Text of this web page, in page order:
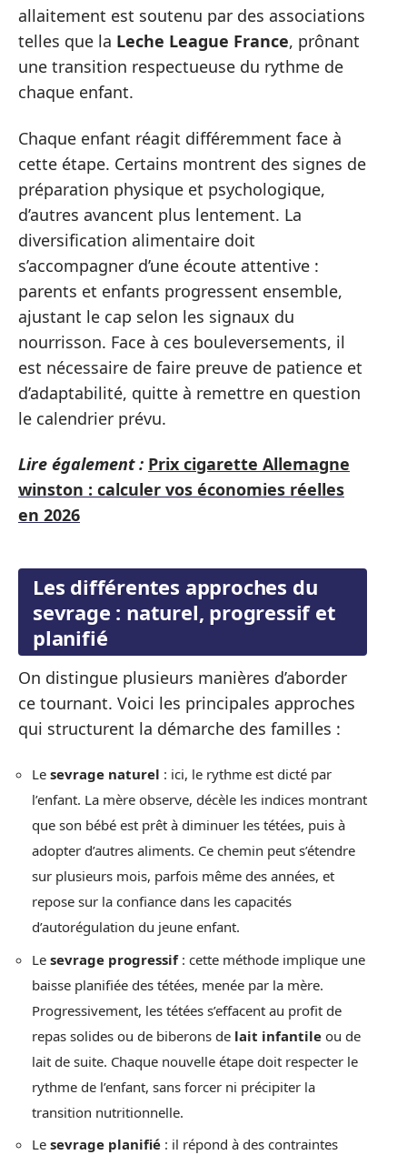
allaitement est soutenu par des associations
telles que la Leche League France, prônant
une transition respectueuse du rythme de
chaque enfant.
Chaque enfant réagit différemment face à
cette étape. Certains montrent des signes de
préparation physique et psychologique,
d’autres avancent plus lentement. La
diversification alimentaire doit
s’accompagner d’une écoute attentive :
parents et enfants progressent ensemble,
ajustant le cap selon les signaux du
nourrisson. Face à ces bouleversements, il
est nécessaire de faire preuve de patience et
d’adaptabilité, quitte à remettre en question
le calendrier prévu.
Lire également : Prix cigarette Allemagne
winston : calculer vos économies réelles
en 2026
Les différentes approches du
sevrage : naturel, progressif et
planifié
On distingue plusieurs manières d’aborder
ce tournant. Voici les principales approches
qui structurent la démarche des familles :
Le sevrage naturel : ici, le rythme est dicté par
l’enfant. La mère observe, décèle les indices montrant
que son bébé est prêt à diminuer les tétées, puis à
adopter d’autres aliments. Ce chemin peut s’étendre
sur plusieurs mois, parfois même des années, et
repose sur la confiance dans les capacités
d’autorégulation du jeune enfant.
Le sevrage progressif: cette méthode implique une
baisse planifiée des tétées, menée par la mère.
Progressivement, les tétées s’effacent au profit de
repas solides ou de biberons de lait infantile ou de
lait de suite. Chaque nouvelle étape doit respecter le
rythme de l’enfant, sans forcer ni précipiter la
transition nutritionnelle.
Le sevrage planifié : il répond à des contraintes